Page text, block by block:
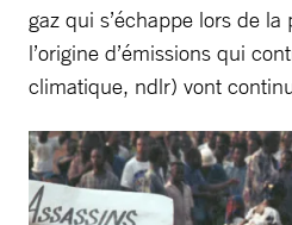
gaz qui s’échappe lors de
l’origine d’émissions qui
climatique, ndlr) vont